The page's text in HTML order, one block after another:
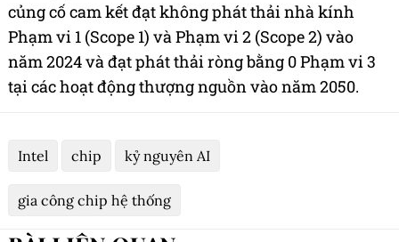
củng cố cam kết đạt không phát thải nhà kính
Phạm vi 1 (Scope 1) và Phạm vi 2 (Scope 2) vào
năm 2024 và đạt phát thải ròng bằng 0 Phạm vi 3
tại các hoạt động thượng nguồn vào năm 2050.
Intel chip kỷ nguyên AI
gia công chip hệ thống